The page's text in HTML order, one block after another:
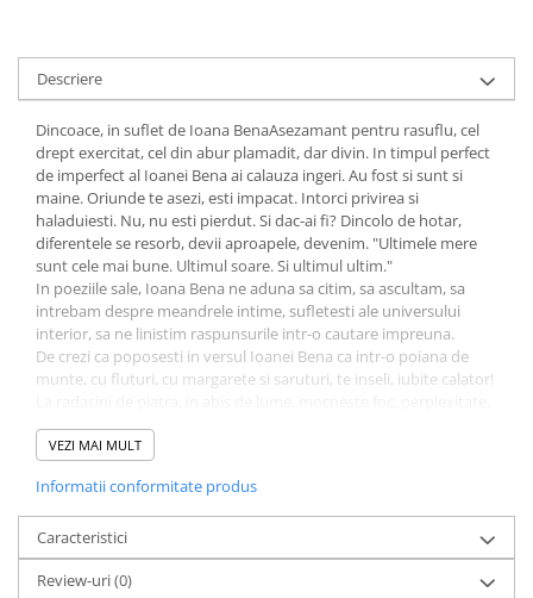
Diete si alimentatie sanatoasa
Fitness si frumusete
Diverse
Feng Shui
Medicina alternativa
Sa nu razi :((
Drept
Legislatie
Fictiune
Actiune si Aventura
Clasici
Istorica
Literatura de divertisment
Descriere
Dincoace, in suflet de Ioana BenaAsezamant pentru rasuflu, cel
drept exercitat, cel din abur plamadit, dar divin. In timpul perfect
de imperfect al Ioanei Bena ai calauza ingeri. Au fost si sunt si
maine. Oriunde te asezi, esti impacat. Intorci privirea si
haladuiesti. Nu, nu esti pierdut. Si dac-ai fi? Dincolo de hotar,
diferentele se resorb, devii aproapele, devenim. "Ultimele mere
sunt cele mai bune. Ultimul soare. Si ultimul ultim."
In poeziile sale, Ioana Bena ne aduna sa citim, sa ascultam, sa
intrebam despre meandrele intime, sufletesti ale universului
interior, sa ne linistim raspunsurile intr-o cautare impreuna.
De crezi ca poposesti in versul Ioanei Bena ca intr-o poiana de
munte, cu fluturi, cu margarete si saruturi, te inseli, iubite calator!
nimicire. "Pasari de noapte, zbor tacut, aripi moi sa te ninga, sa
uiti gandul, cadere in sine la capatul durerii." Te incumeti, iubite
clipocind amenintator in crug de lumini inselator-pacifice? Esti
pregatit a poposi in tine, a te intovarasi cu ea, cu noi toti, in sinele
neiertator al fiintei? Poezia Ioanei Bena te imbie cu feminitate, cu
privirea agera te pune la incercari grele. La agonii cu zambetul pe
buze. Iar la capatul acestui itinerariu asiduu, maraton prin
VEZI MAI MULT
Informatii conformitate produs
Caracteristici
Review-uri(0)